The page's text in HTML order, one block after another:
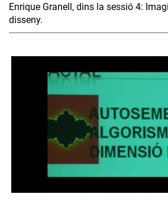
Enrique Granell, dins la sessió 4:
disseny.